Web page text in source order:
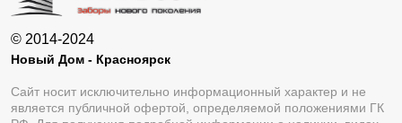
© 2014-2024
Новый Дом - Красноярск
Сайт носит исключительно информационный характер и не
является публичной офертой, определяемой положениями ГК